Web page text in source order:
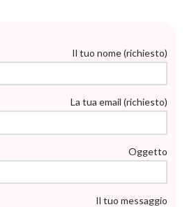
Il tuo nome (richiesto)
La tua email (richiesto)
Oggetto
Il tuo messaggio